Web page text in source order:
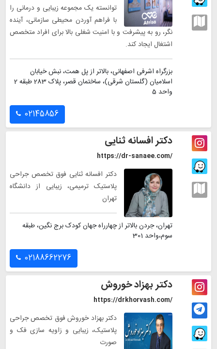
توانسته یک مجموعه زیبایی و درمانی را
با فراهم آوردن محیطی سازمانی، آینده
نگر، رو به پیشرفت و با امنیت شغلی بالا برای افراد متخصص
اشتغال ایجاد کند.
بزرگراه اشرفی اصفهانی، بالاتر از پل همت، نبش خیابان
اسلامیان (گلستان شرقی)، ساختمان قصر، پلاک 283 طبقه 2
واحد 5
02145856
دکتر افسانه ثنایی
https://dr-sanaee.com/
دکتر افسانه ثنایی فوق تخصص جراحی
پلاستیک ترمیمی، زیبایی از دانشگاه
تهران
تهران، جردن بالاتر از چهارراه جهان کودک برج نگین، طبقه
سوم،واحد 301
02188662276
دکتر بهزاد خوروش
https://drkhorvash.com/
دکتر بهزاد خوروش فوق تخصص جراحی
پلاستیک، زیبایی و زاویه سازی فک و
صورت